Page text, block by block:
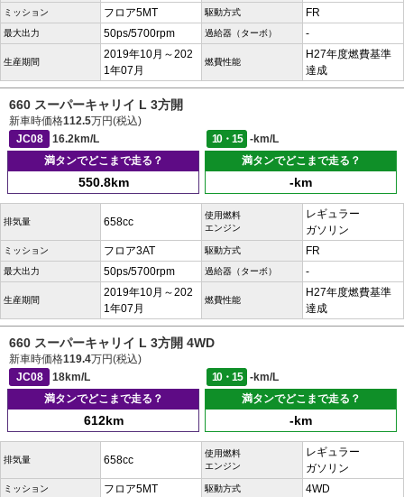
ミッション フロア5MT 駆動方式 FR
最大出力 50ps/5700rpm 過給器（ターボ） -
生産期間
2019年10月～202
1年07月
燃費性能
H27年度燃費基準
達成
660 スーパーキャリイ L 3方開
新車時価格112.5万円(税込)
JC08
16.2km/L 10・15
-km/L
満タンでどこまで走る？
550.8km
満タンでどこまで走る？
-km
排気量 658cc
使用燃料
エンジン
レギュラー
ガソリン
ミッション フロア3AT 駆動方式 FR
最大出力 50ps/5700rpm 過給器（ターボ） -
生産期間
2019年10月～202
1年07月
燃費性能
H27年度燃費基準
達成
660 スーパーキャリイ L 3方開 4WD
新車時価格119.4万円(税込)
JC08
18km/L 10・15
-km/L
満タンでどこまで走る？
612km
満タンでどこまで走る？
-km
排気量 658cc
使用燃料
エンジン
レギュラー
ガソリン
ミッション フロア5MT 駆動方式 4WD